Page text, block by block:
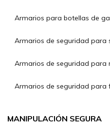
Armarios para botellas de
Armarios de seguridad para
Armarios de seguridad para
Armarios de seguridad para
MANIPULACIÓN SEGURA